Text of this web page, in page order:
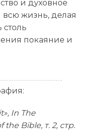
и духовное
жизнь, делая
столь
покаяние и
In The
Bible, т. 2, стр.